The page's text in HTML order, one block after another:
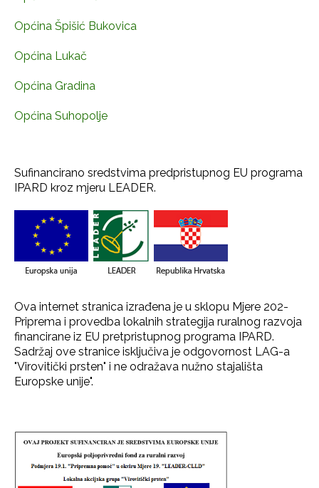
Općina Špišić Bukovica
Općina Lukač
Općina Gradina
Općina Suhopolje
Sufinancirano sredstvima predpristupnog EU programa
IPARD kroz mjeru LEADER.
Ova internet stranica izrađena je u sklopu Mjere 202-
Priprema i provedba lokalnih strategija ruralnog razvoja
financirane iz EU pretpristupnog programa IPARD.
Sadržaj ove stranice isključiva je odgovornost LAG-a
"Virovitički prsten" i ne odražava nužno stajališta
Europske unije".